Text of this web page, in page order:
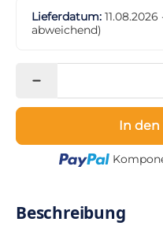
Lieferdatum: 11.08.2026
abweichend)
In
Beschreibung